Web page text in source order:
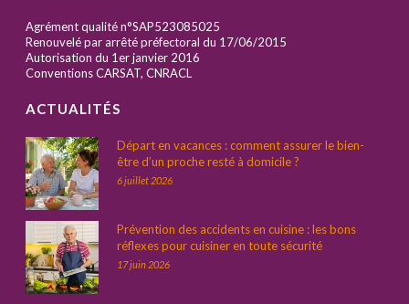
Agrément qualité n°SAP523085025
Renouvelé par arrêté préfectoral du 17/06/2015
Autorisation du 1er janvier 2016
Conventions CARSAT, CNRACL
ACTUALITÉS
Départ en vacances : comment assurer le bien-
être d’un proche resté à domicile ?
6 juillet 2026
Prévention des accidents en cuisine : les bons
réflexes pour cuisiner en toute sécurité
17 juin 2026